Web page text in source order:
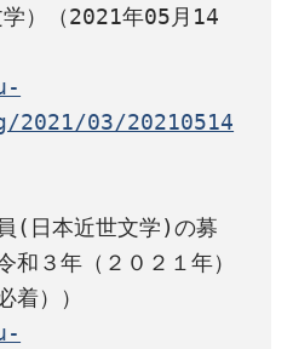
）（2021年05月14
03/20210514
(日本近世文学)の募
３年（２０２１年）